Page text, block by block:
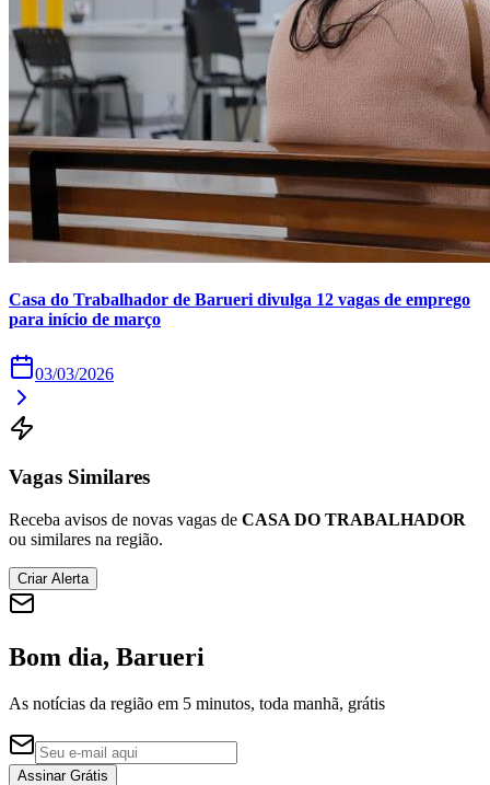
Competições de Futebol
Brasileirão Série A
Brasileirão Série B
Paulistão
Copa do Brasil
Libertadores
Sul-Americana
Copa América
Champions League
Premier League
La Liga
Bundesliga
Times - Ir direto
Casa do Trabalhador de Barueri divulga 12 vagas de emprego
para início de março
03/03/2026
Vagas Similares
Receba avisos de novas vagas de CASA DO TRABALHADOR
ou similares na região.
Criar Alerta
Bom dia, Barueri
As notícias da região em 5 minutos, toda manhã, grátis
Assinar Grátis